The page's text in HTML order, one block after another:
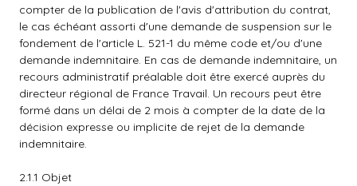
compter de la publication de l'avis d'attribution du contrat,
le cas échéant assorti d'une demande de suspension sur le
fondement de l'article L. 521-1 du même code et/ou d'une
demande indemnitaire. En cas de demande indemnitaire, un
recours administratif préalable doit être exercé auprès du
directeur régional de France Travail. Un recours peut être
formé dans un délai de 2 mois à compter de la date de la
décision expresse ou implicite de rejet de la demande
indemnitaire.
2.1.1 Objet